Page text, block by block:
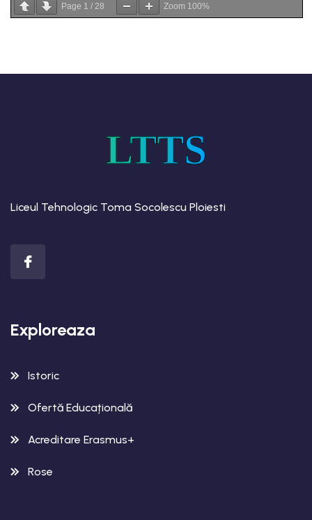
Page 1 / 28 Zoom 100%
LTTS
Liceul Tehnologic Toma Socolescu Ploiesti
Exploreaza
Istoric
Ofertă Educațională
Acreditare Erasmus+
Rose